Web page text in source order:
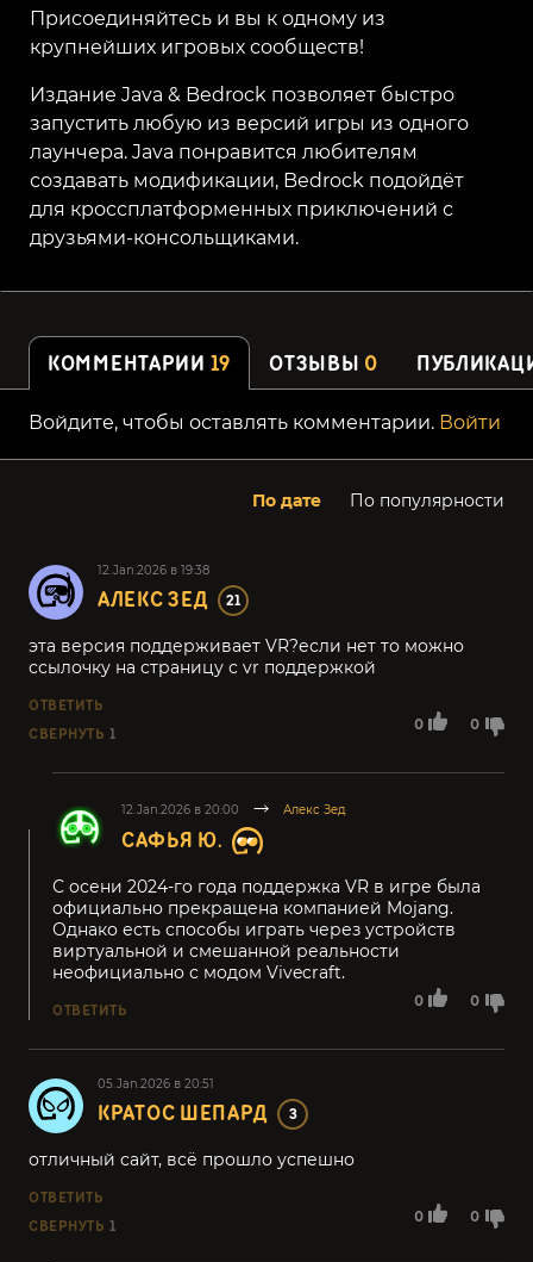
Присоединяйтесь и вы к одному из
крупнейших игровых сообществ!
Издание Java & Bedrock позволяет быстро
запустить любую из версий игры из одного
лаунчера. Java понравится любителям
создавать модификации, Bedrock подойдёт
для кроссплатформенных приключений с
друзьями-консольщиками.
КОММЕНТАРИИ 19 ОТЗЫВЫ 0
Войдите, чтобы оставлять комментарии. Войти
По дате По популярности
12.Jan.2026 в 19:38
АЛЕКС ЗЕД 21
0 0
эта версия поддерживает VR?если нет то можно
ссылочку на страницу с vr поддержкой
ОТВЕТИТЬ
СВЕРНУТЬ 1
12.Jan.2026 в 20:00 Алекс Зед
САФЬЯ Ю.
0 0
С осени 2024-го года поддержка VR в игре была
официально прекращена компанией Mojang.
Однако есть способы играть через устройств
виртуальной и смешанной реальности
неофициально с модом Vivecraft.
ОТВЕТИТЬ
05.Jan.2026 в 20:51
КРАТОС ШЕПАРД 3
0 0
отличный сайт, всё прошло успешно
ОТВЕТИТЬ
СВЕРНУТЬ 1